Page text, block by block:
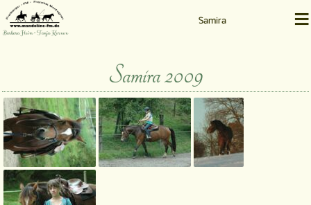
Barbara Heim • Tanja Kernen
Samira ≡
Samira 2009